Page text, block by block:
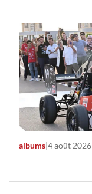
albums|4 août 2026